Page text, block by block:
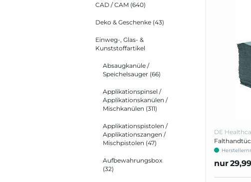
CAD / CAM (640)
Deko & Geschenke (43)
Einweg-, Glas- &
Kunststoffartikel
Absaugkanüle /
Speichelsauger (66)
Applikationspinsel /
Applikationskanülen /
Mischkanülen (311)
Applikationspistolen /
Applikationszangen /
Mischpistolen (47)
Aufbewahrungsbox
(32)
DE
nur